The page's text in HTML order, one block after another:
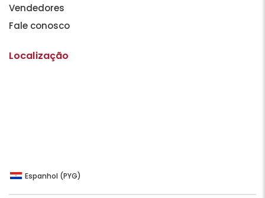
Vendedores
Fale conosco
Localização
Espanhol (PYG)